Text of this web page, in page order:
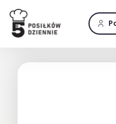
Przejdź
zawartości